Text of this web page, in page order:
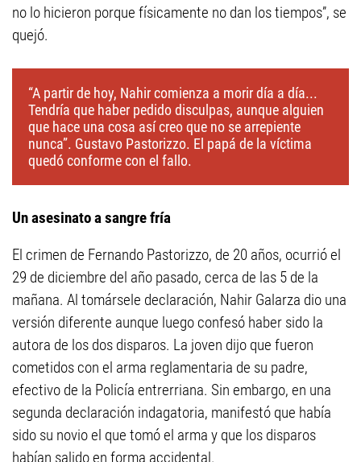
no lo hicieron porque físicamente no dan los tiempos”, se
quejó.
“A partir de hoy, Nahir comienza a morir día a día...
Tendría que haber pedido disculpas, aunque alguien
que hace una cosa así creo que no se arrepiente
nunca”. Gustavo Pastorizzo. El papá de la víctima
quedó conforme con el fallo.
Un asesinato a sangre fría
El crimen de Fernando Pastorizzo, de 20 años, ocurrió el
29 de diciembre del año pasado, cerca de las 5 de la
mañana. Al tomársele declaración, Nahir Galarza dio una
versión diferente aunque luego confesó haber sido la
autora de los dos disparos. La joven dijo que fueron
cometidos con el arma reglamentaria de su padre,
efectivo de la Policía entrerriana. Sin embargo, en una
segunda declaración indagatoria, manifestó que había
sido su novio el que tomó el arma y que los disparos
habían salido en forma accidental.